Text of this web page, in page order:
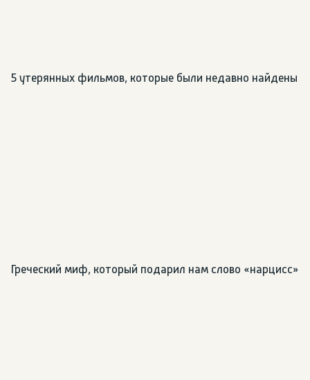
5 утерянных фильмов, которые были недавно найдены
Греческий миф, который подарил нам слово «нарцисс»